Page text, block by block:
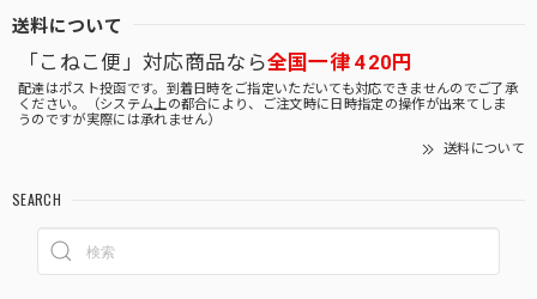
送料について
「こねこ便」対応商品なら全国一律 420円
配達はポスト投函です。到着日時をご指定いただいても対応できませんのでご了承
ください。（システム上の都合により、ご注文時に日時指定の操作が出来てしま
うのですが実際には承れません）
送料について
SEARCH